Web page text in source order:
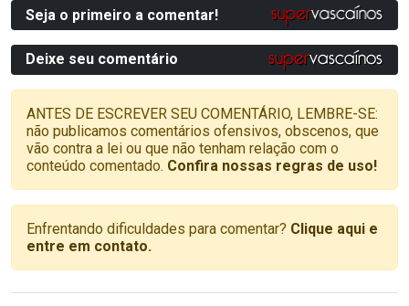
Seja o primeiro a comentar!
Deixe seu comentário
ANTES DE ESCREVER SEU COMENTÁRIO, LEMBRE-SE:
não publicamos comentários ofensivos, obscenos, que
vão contra a lei ou que não tenham relação com o
conteúdo comentado. Confira nossas regras de uso!
Enfrentando dificuldades para comentar? Clique aqui e
entre em contato.